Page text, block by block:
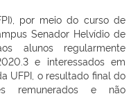
por meio do curso de
Senador Helvídio de
alunos regularmente
e interessados em
UFPI, o resultado final do
remunerados e não